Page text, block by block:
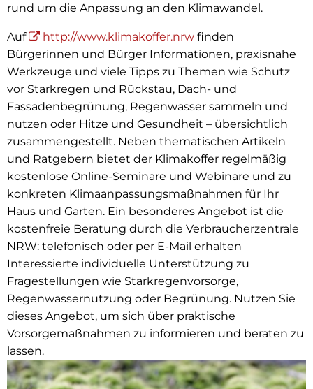
rund um die Anpassung an den Klimawandel.
Auf http://www.klimakoffer.nrw finden
Bürgerinnen und Bürger Informationen, praxisnahe
Werkzeuge und viele Tipps zu Themen wie Schutz
vor Starkregen und Rückstau, Dach- und
Fassadenbegrünung, Regenwasser sammeln und
nutzen oder Hitze und Gesundheit – übersichtlich
zusammengestellt. Neben thematischen Artikeln
und Ratgebern bietet der Klimakoffer regelmäßig
kostenlose Online-Seminare und Webinare und zu
konkreten Klimaanpassungsmaßnahmen für Ihr
Haus und Garten. Ein besonderes Angebot ist die
kostenfreie Beratung durch die Verbraucherzentrale
NRW: telefonisch oder per E-Mail erhalten
Interessierte individuelle Unterstützung zu
Fragestellungen wie Starkregenvorsorge,
Regenwassernutzung oder Begrünung. Nutzen Sie
dieses Angebot, um sich über praktische
Vorsorgemaßnahmen zu informieren und beraten zu
lassen.